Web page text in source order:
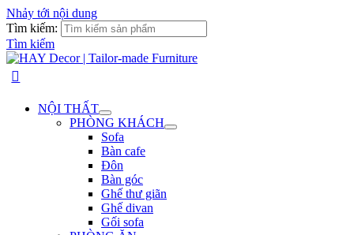
Nhảy tới nội dung
Tìm kiếm:
Tìm kiếm
NỘI THẤT
PHÒNG KHÁCH
Sofa
Bàn cafe
Đôn
Bàn góc
Ghế thư giãn
Ghế divan
Gối sofa